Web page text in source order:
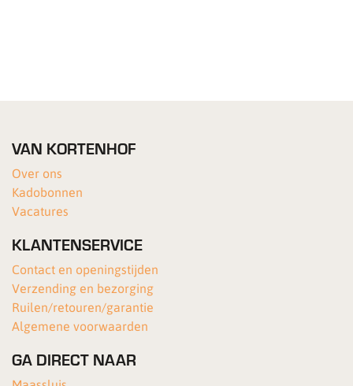
VAN KORTENHOF
Over ons
Kadobonnen
Vacatures
KLANTENSERVICE
Contact en openingstijden
Verzending en bezorging
Ruilen/retouren/garantie
Algemene voorwaarden
GA DIRECT NAAR